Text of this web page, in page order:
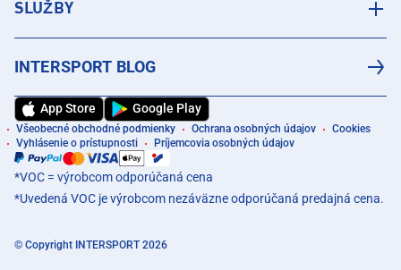
SLUŽBY
INTERSPORT BLOG
App Store Google Play
Všeobecné obchodné podmienky Ochrana osobných údajov
Cookies
Vyhlásenie o prístupnosti
Príjemcovia osobných údajov
*VOC = výrobcom odporúčaná cena
*Uvedená VOC je výrobcom nezáväzne odporúčaná predajná cena.
© Copyright INTERSPORT 2026